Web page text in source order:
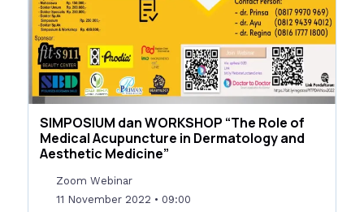
SIMPOSIUM dan WORKSHOP “The Role of
Medical Acupuncture in Dermatology and
Aesthetic Medicine”
Zoom Webinar
11 November 2022 • 09:00